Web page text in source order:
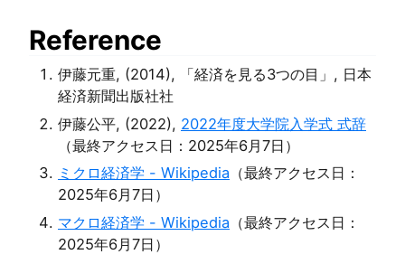
Reference
伊藤元重, (2014), 「経済を見る3つの目」, 日本
経済新聞出版社社
伊藤公平, (2022), 2022年度大学院入学式 式辞
（最終アクセス日：2025年6月7日）
ミクロ経済学 - Wikipedia （最終アクセス日：
2025年6月7日）
マクロ経済学 - Wikipedia （最終アクセス日：
2025年6月7日）